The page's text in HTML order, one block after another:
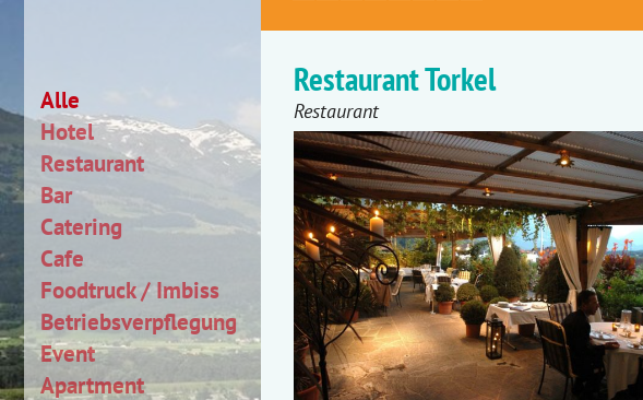
Alle
Hotel
Restaurant
Bar
Catering
Cafe
Foodtruck / Imbiss
Betriebsverpflegung
Event
Apartment
Restaurant Torkel
Restaurant